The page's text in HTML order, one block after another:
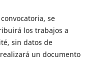
se
los trabajos a
sin datos de
un documento